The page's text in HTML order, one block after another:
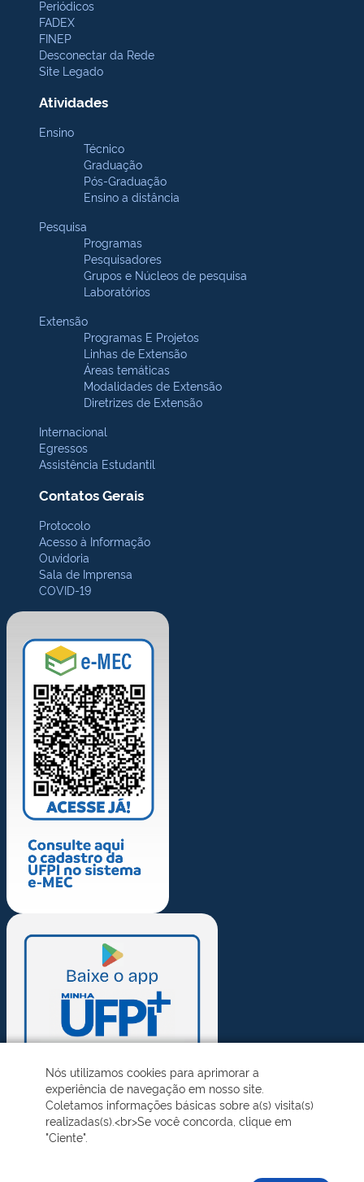
Periódicos
FADEX
FINEP
Desconectar da Rede
Site Legado
Atividades
Ensino
Técnico
Graduação
Pós-Graduação
Ensino a distância
Pesquisa
Programas
Pesquisadores
Grupos e Núcleos de pesquisa
Laboratórios
Extensão
Programas E Projetos
Linhas de Extensão
Áreas temáticas
Modalidades de Extensão
Diretrizes de Extensão
Internacional
Egressos
Assistência Estudantil
Contatos Gerais
Protocolo
Acesso à Informação
Ouvidoria
Sala de Imprensa
COVID-19
Nós utilizamos cookies para aprimorar a
experiência de navegação em nosso site.
Coletamos informações básicas sobre a(s) visita(s)
realizadas(s).<br>Se você concorda, clique em
"Ciente".